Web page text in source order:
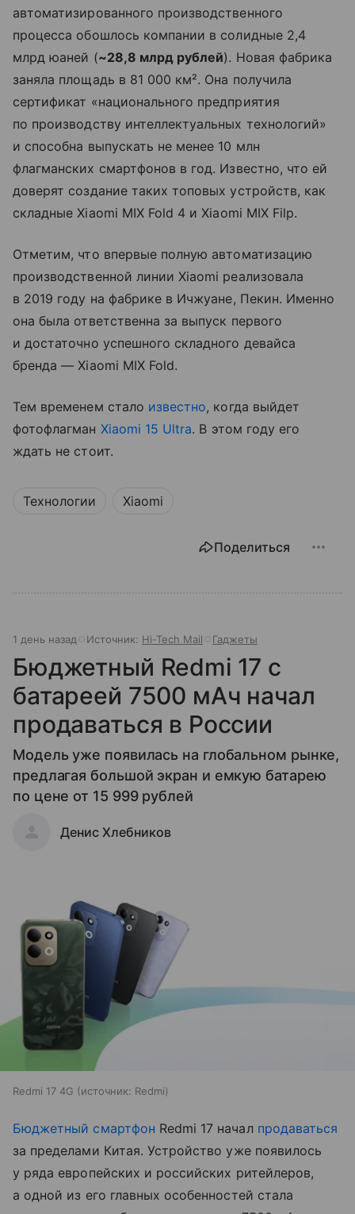
автоматизированного производственного
процесса обошлось компании в солидные 2,4
млрд юаней (~28,8 млрд рублей). Новая фабрика
заняла площадь в 81 000 км². Она получила
сертификат «национального предприятия
по производству интеллектуальных технологий»
и способна выпускать не менее 10 млн
флагманских смартфонов в год. Известно, что ей
доверят создание таких топовых устройств, как
складные Xiaomi MIX Fold 4 и Xiaomi MIX Filp.
Отметим, что впервые полную автоматизацию
производственной линии Xiaomi реализовала
в 2019 году на фабрике в Ичжуане, Пекин. Именно
она была ответственна за выпуск первого
и достаточно успешного складного девайса
бренда — Xiaomi MIX Fold.
Тем временем стало известно, когда выйдет
фотофлагман Xiaomi 15 Ultra. В этом году его
ждать не стоит.
Технологии Xiaomi
Поделиться
1 день назад Источник: Hi-Tech Mail Гаджеты
Бюджетный Redmi 17 с
батареей 7500 мАч начал
продаваться в России
Модель уже появилась на глобальном рынке,
предлагая большой экран и емкую батарею
по цене от 15 999 рублей
Денис Хлебников
Redmi 17 4G источник: Redmi
Бюджетный смартфон Redmi 17 начал продаваться
за пределами Китая. Устройство уже появилось
у ряда европейских и российских ритейлеров,
а одной из его главных особенностей стала